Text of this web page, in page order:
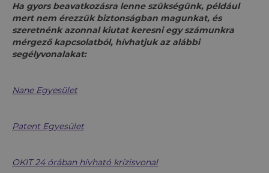
Ha gyors beavatkozásra lenne szükségünk, például
mert nem érezzük biztonságban magunkat, és
szeretnénk azonnal kiutat keresni egy számunkra
mérgező kapcsolatból, hívhatjuk az alábbi
segélyvonalakat:
Nane Egyesület
Patent Egyesület
OKIT 24 órában hívható krízisvonal